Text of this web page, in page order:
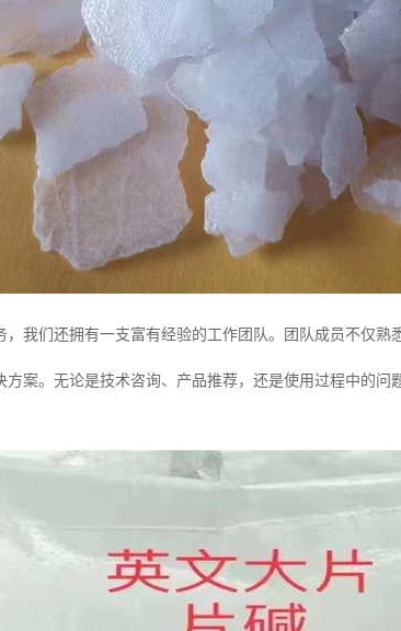
，我们还拥有一支富有经验的工作团队。团队成员不仅
方案。无论是技术咨询、产品推荐，还是使用过程中的